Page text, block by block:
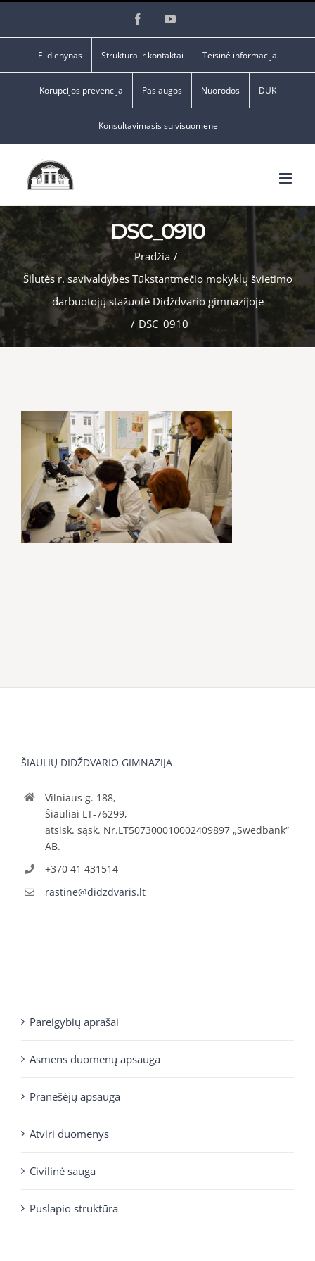
FacebookYouTube
E. dienynas Struktūra ir kontaktai Teisinė informacija
Korupcijos prevencija Paslaugos Nuorodos DUK
Konsultavimasis su visuomene
DSC_0910
Pradžia /
Šilutės r. savivaldybės Tūkstantmečio mokyklų švietimo
darbuotojų stažuotė Didždvario gimnazijoje
/ DSC_0910
ŠIAULIŲ DIDŽDVARIO GIMNAZIJA
Vilniaus g. 188,
Šiauliai LT-76299,
atsisk. sąsk. Nr.LT507300010002409897 „Swedbank“
AB.
+370 41 431514
rastine@didzdvaris.lt
Pareigybių aprašai
Asmens duomenų apsauga
Pranešėjų apsauga
Atviri duomenys
Civilinė sauga
Puslapio struktūra